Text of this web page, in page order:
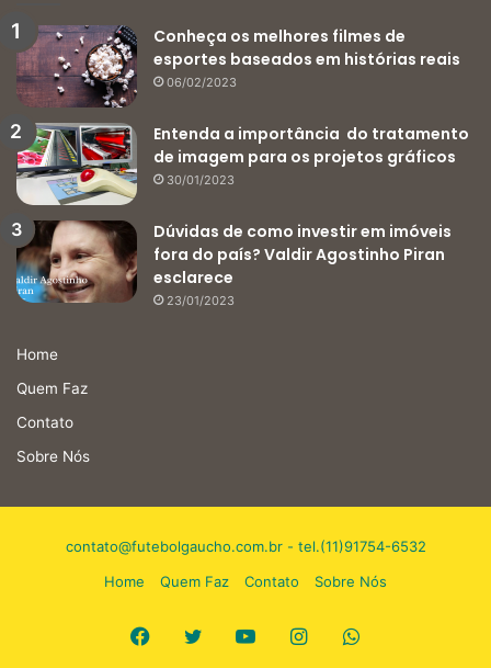
Conheça os melhores filmes de
esportes baseados em histórias reais
06/02/2023
Entenda a importância do tratamento
de imagem para os projetos gráficos
30/01/2023
Dúvidas de como investir em imóveis
fora do país? Valdir Agostinho Piran
esclarece
23/01/2023
Home
Quem Faz
Contato
Sobre Nós
contato@futebolgaucho.com.br- tel.(11)91754-6532
Home
Quem Faz Contato Sobre Nós
Facebook
Twitter YouTubeInstagramWhatsApp